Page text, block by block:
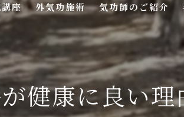
座 外気功施術 気功師のご紹介
健康に良い